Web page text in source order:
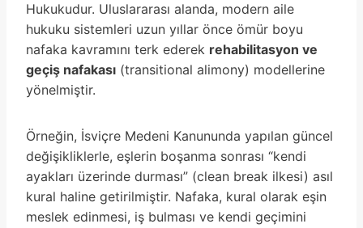
Hukukudur. Uluslararası alanda, modern aile
hukuku sistemleri uzun yıllar önce ömür boyu
nafaka kavramını terk ederek rehabilitasyon ve
geçiş nafakası (transitional alimony) modellerine
yönelmiştir.
Örneğin, İsviçre Medeni Kanununda yapılan güncel
değişikliklerle, eşlerin boşanma sonrası “kendi
ayakları üzerinde durması” (clean break ilkesi) asıl
kural haline getirilmiştir. Nafaka, kural olarak eşin
meslek edinmesi, iş bulması ve kendi geçimini